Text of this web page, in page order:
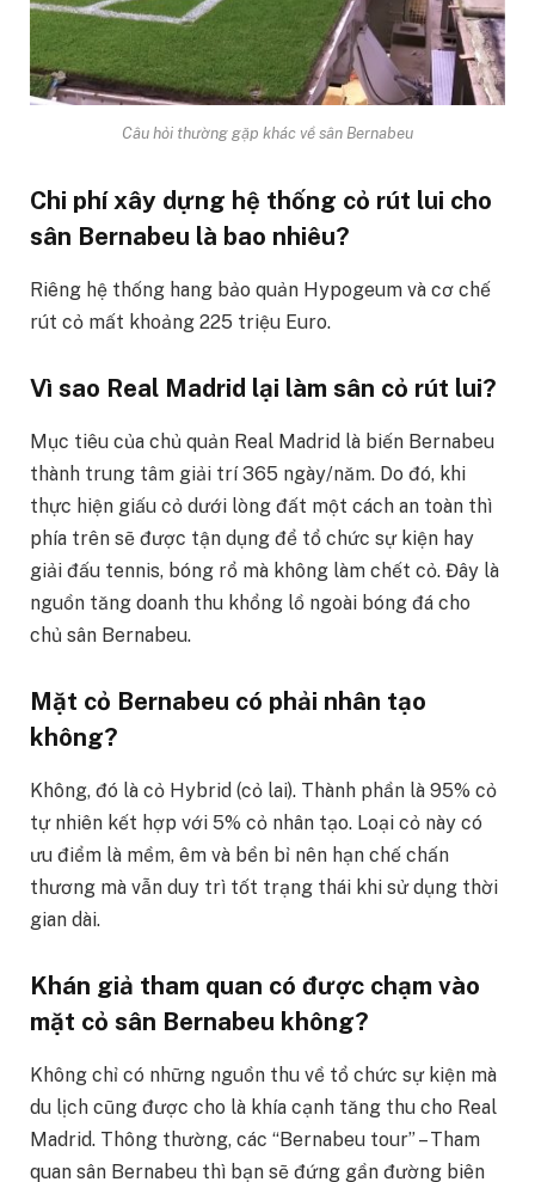
Câu hỏi thường gặp khác về sân Bernabeu
Chi phí xây dựng hệ thống cỏ rút lui cho
sân Bernabeu là bao nhiêu?
Riêng hệ thống hang bảo quản Hypogeum và cơ chế
rút cỏ mất khoảng 225 triệu Euro.
Vì sao Real Madrid lại làm sân cỏ rút lui?
Mục tiêu của chủ quản Real Madrid là biến Bernabeu
thành trung tâm giải trí 365 ngày/năm. Do đó, khi
thực hiện giấu cỏ dưới lòng đất một cách an toàn thì
phía trên sẽ được tận dụng để tổ chức sự kiện hay
giải đấu tennis, bóng rổ mà không làm chết cỏ. Đây là
nguồn tăng doanh thu khổng lồ ngoài bóng đá cho
chủ sân Bernabeu.
Mặt cỏ Bernabeu có phải nhân tạo
không?
Không, đó là cỏ Hybrid (cỏ lai). Thành phần là 95% cỏ
tự nhiên kết hợp với 5% cỏ nhân tạo. Loại cỏ này có
ưu điểm là mềm, êm và bền bỉ nên hạn chế chấn
thương mà vẫn duy trì tốt trạng thái khi sử dụng thời
gian dài.
Khán giả tham quan có được chạm vào
mặt cỏ sân Bernabeu không?
Không chỉ có những nguồn thu về tổ chức sự kiện mà
du lịch cũng được cho là khía cạnh tăng thu cho Real
Madrid. Thông thường, các “Bernabeu tour” – Tham
quan sân Bernabeu thì bạn sẽ đứng gần đường biên